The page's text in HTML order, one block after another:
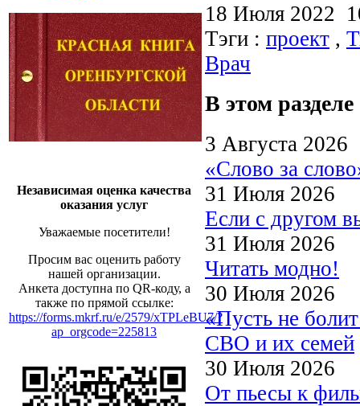
Независимая оценка качества
оказания услуг
Уважаемые посетители!
Просим вас оценить работу
нашей организации.
Анкета доступна по QR-коду, а
также по прямой ссылке:
https://forms.mkrf.ru/e/2579/xTPLeBU7/?
ap_orgcode=225813
18 Июля 2022
Тэги : проект ,
Врач
В этом разделе
3 Августа 2026
«Слово за
31 Июля 2026
Если с другом
31 Июля 2026
Читать модно!
30 Июля 2026
«Пусть не
СВО и их семей
30 Июля 2026
От пьесы к